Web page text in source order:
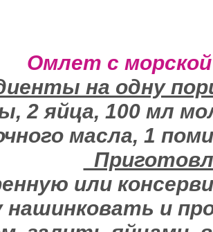
Омлет с
на одну
2 яйца, 100 мл
масла, 1
или
нашинковать и